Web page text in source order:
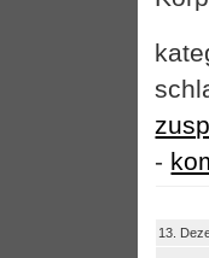
-
13.